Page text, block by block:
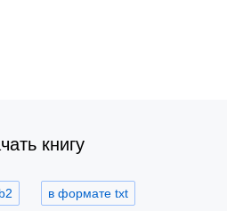
книгу
в формате txt